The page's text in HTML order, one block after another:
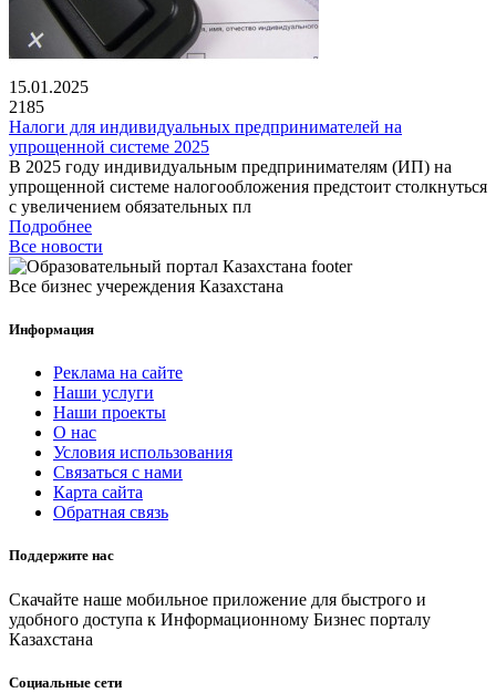
15.01.2025
2185
Налоги для индивидуальных предпринимателей на
упрощенной системе 2025
В 2025 году индивидуальным предпринимателям (ИП) на
упрощенной системе налогообложения предстоит столкнуться
с увеличением обязательных пл
Подробнее
Все новости
Все бизнес учереждения Казахстана
Информация
Реклама на сайте
Наши услуги
Наши проекты
О нас
Условия использования
Связаться с нами
Карта сайта
Обратная связь
Поддержите нас
Скачайте наше мобильное приложение для быстрого и
удобного доступа к Информационному Бизнес порталу
Казахстана
Социальные сети